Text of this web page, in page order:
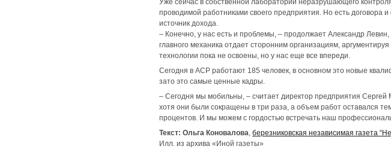
проводимой работниками своего предприятия. Но есть договора
источник дохода.
– Конечно, у нас есть и проблемы, – продолжает Александр
главного механика отдает сторонним организациям,
технологии пока не освоены, но у нас еще все впереди.
Сегодня в АСР работают 185 человек, в основном это новые
зато это самые ценные кадры.
– Сегодня мы мобильны, – считает директор предприятия
хотя они были сокращены в три раза, а объем работ оставался
процентов. И мы можем с гордостью встречать наш
Текст: Ольга Коновалова, березниковская независимая газета
Илл. из архива «Иной газеты»